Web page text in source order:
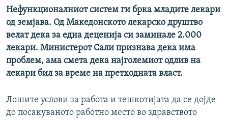
Нефункционалниот систем ги брка младите лекари
од земјава. Од Македонското лекарско друштво
велат дека за една деценија си заминале 2.000
лекари. Министерот Сали признава дека има
проблем, ама смета дека најголемиот одлив на
лекари бил за време на претходната власт.
Лошите услови за работа и тешкотијата да се дојде
до посакуваното работно место во здравството